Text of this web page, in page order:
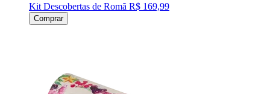
Kit Descobertas de Romã R$ 169,99
Comprar